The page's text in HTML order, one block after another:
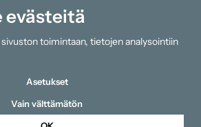
evästeitä
toimintaan, tietojen analysointiin
Asetukset
Vain välttämätön